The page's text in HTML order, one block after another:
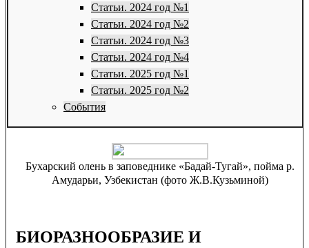
Статьи. 2024 год №1
Статьи. 2024 год №2
Статьи. 2024 год №3
Статьи. 2024 год №4
Статьи. 2025 год №1
Статьи. 2025 год №2
События
Бухарский олень в заповеднике «Бадай-Тугай», пойма р.
Амударьи, Узбекистан (фото Ж.В.Кузьминой)
БИОРАЗНООБРАЗИЕ И